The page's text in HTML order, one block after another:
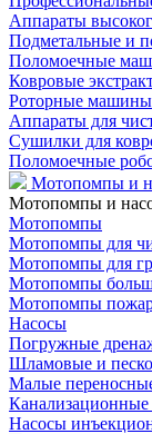
Аппараты
Подметальные и
Поломоечные
Ковровые
Роторные машины
Аппараты для
Сушилки для
Поломоечные
Мотопомпы и
Мотопомпы и
Мотопомпы
Мотопомпы для
Мотопомпы для
Мотопомпы
Мотопомпы
Насосы
Погружные
Шламовые и
Малые
Канализационные
Насосы